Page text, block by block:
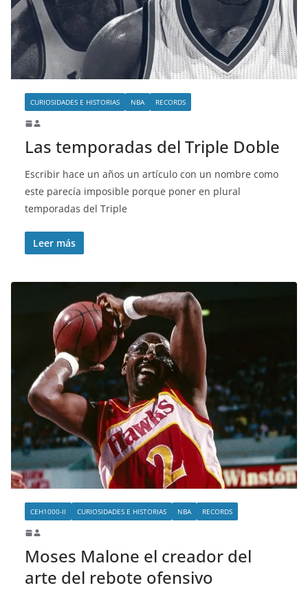
CURIOSIDADES E HISTORIAS NBA RECORDS
Las temporadas del Triple Doble
Escribir hace un años un artículo con un nombre como
este parecía imposible porque poner en plural
temporadas del Triple
Leer más
CEH1000-II CURIOSIDADES E HISTORIAS NBA RECORDS
Moses Malone el creador del
arte del rebote ofensivo